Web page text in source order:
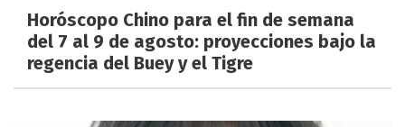
Horóscopo Chino para el fin de semana
del 7 al 9 de agosto: proyecciones bajo la
regencia del Buey y el Tigre